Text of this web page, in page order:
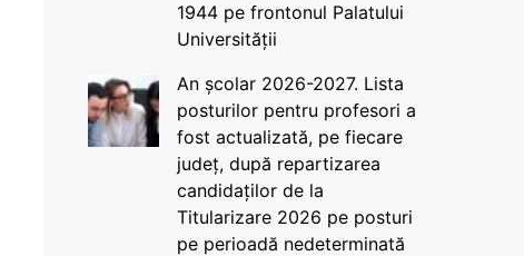
1944 pe frontonul Palatului
Universității
An școlar 2026-2027. Lista
posturilor pentru profesori a
fost actualizată, pe fiecare
județ, după repartizarea
candidaților de la
Titularizare 2026 pe posturi
pe perioadă nedeterminată